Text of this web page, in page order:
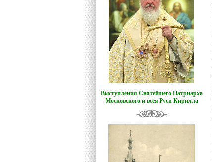
Выступления Святейшего Патриарха
Московского и всея Руси Кирилла